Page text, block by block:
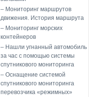
Мониторинг маршрутов
движения. История маршрута
Мониторинг морских
контейнеров
Нашли угнанный автомобиль
за час с помощью системы
спутникового мониторинга
Оснащение системой
спутникового мониторинга
перевозчика «режимных»